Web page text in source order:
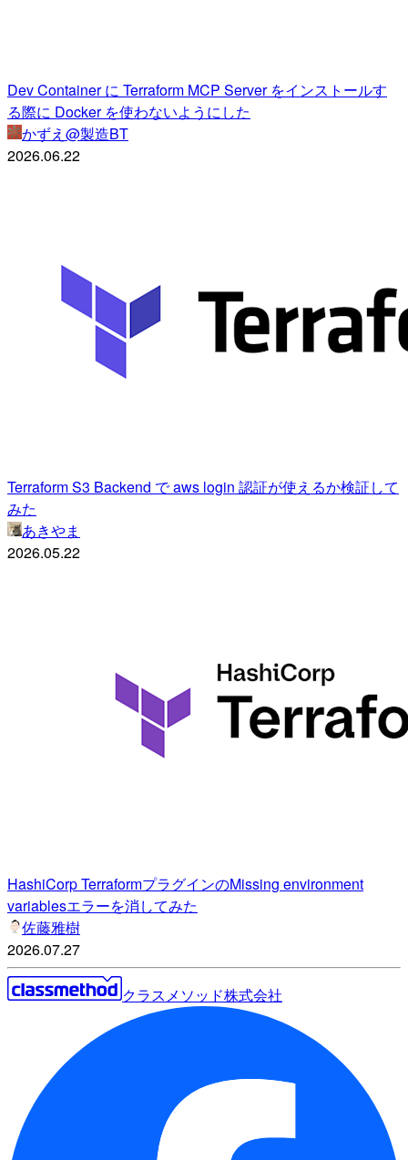
Dev Container に Terraform MCP Server をインストールす
る際に Docker を使わないようにした
かずえ@製造BT
2026.06.22
Terraform S3 Backend で aws login 認証が使えるか検証して
みた
あきやま
2026.05.22
HashiCorp TerraformプラグインのMissing environment
variablesエラーを消してみた
佐藤雅樹
2026.07.27
クラスメソッド株式会社